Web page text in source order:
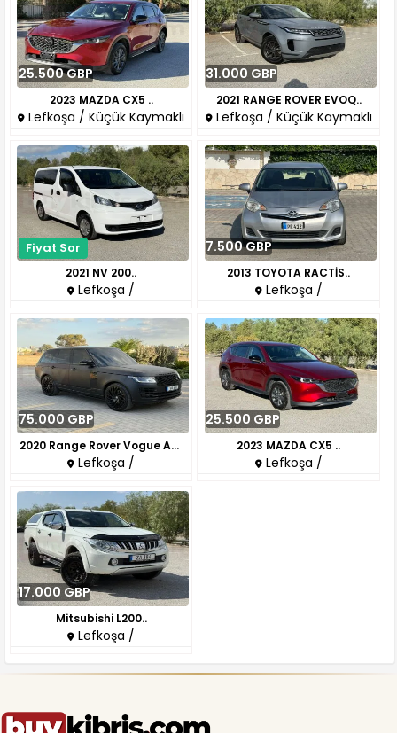
25.500 GBP
2023 MAZDA CX5 ..
Lefkoşa / Küçük Kaymaklı
31.000 GBP
2021 RANGE ROVER EVOQ..
Lefkoşa / Küçük Kaymaklı
Fiyat Sor
2021 NV 200..
Lefkoşa /
7.500 GBP
2013 TOYOTA RACTİS..
Lefkoşa /
75.000 GBP
2020 Range Rover Vogue Autobio..
Lefkoşa /
25.500 GBP
2023 MAZDA CX5 ..
Lefkoşa /
17.000 GBP
Mitsubishi L200..
Lefkoşa /